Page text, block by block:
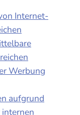
Internet-
Werbung
aufgrund